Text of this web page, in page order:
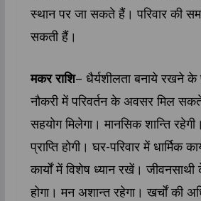
स्थान पर जा सकते हैं। परिवार की
सकती हैं।
मकर राशि– धैर्यशीलता बनाये रखने
नौकरी में परिवर्तन के अवसर मिल
सहयोग मिलेगा। मानसिक शान्ति
प्राप्ति होगी। घर-परिवार में धार्मिक
कार्यों में विशेष ध्यान रखें।
होगा। मन अशान्त रहेगा। खर्चों की